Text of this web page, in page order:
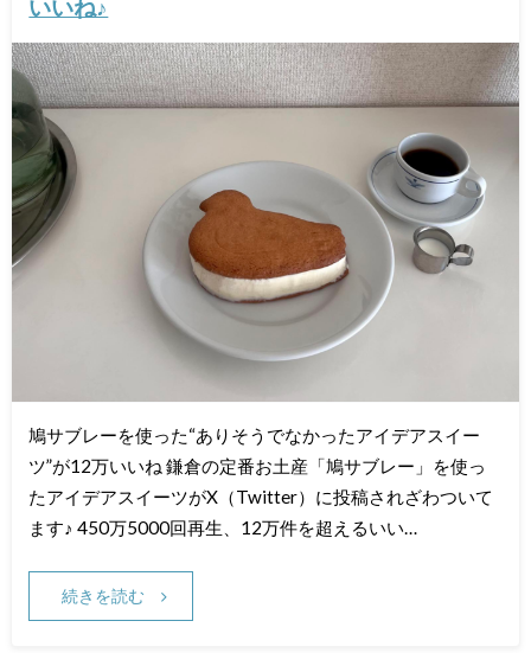
いいね♪
鳩サブレーを使った“ありそうでなかったアイデアスイー
ツ”が12万いいね 鎌倉の定番お土産「鳩サブレー」を使っ
たアイデアスイーツがX（Twitter）に投稿されざわついて
ます♪ 450万5000回再生、12万件を超えるいい…
続きを読む